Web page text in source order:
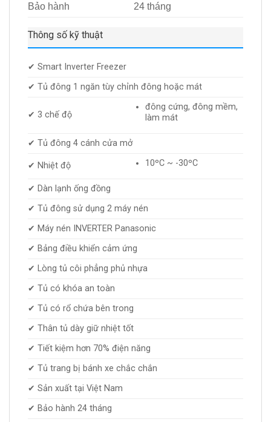
Bảo hành 24 tháng
Thông số kỹ thuật
✔ Smart Inverter Freezer
✔ Tủ đông 1 ngăn tùy chỉnh đông hoặc mát
✔ 3 chế độ
đông cứng, đông mềm,
làm mát
✔ Tủ đông 4 cánh cửa mở
✔ Nhiệt độ 10ºC ~ -30ºC
✔ Dàn lạnh ống đồng
✔ Tủ đông sử dụng 2 máy nén
✔ Máy nén INVERTER Panasonic
✔ Bảng điều khiển cảm ứng
✔ Lòng tủ côi phẳng phủ nhựa
✔ Tủ có khóa an toàn
✔ Tủ có rổ chứa bên trong
✔ Thân tủ dày giữ nhiệt tốt
✔ Tiết kiệm hơn 70% điện năng
✔ Tủ trang bị bánh xe chắc chắn
✔ Sản xuất tại Việt Nam
✔ Bảo hành 24 tháng